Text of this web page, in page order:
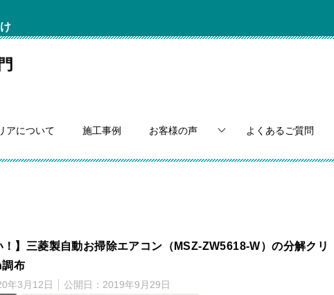
アについて 施工事例 お客様の声 よくあるご質問
！】三菱製自動お掃除エアコン（MSZ‐ZW5618‐W）の分解クリ
布
年3月12日 公開日： 2019年9月29日